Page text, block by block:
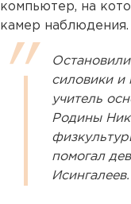
компьютер, на
камер наблюдения.
силовики и
учитель
Родины
помогал
Исингалеев.